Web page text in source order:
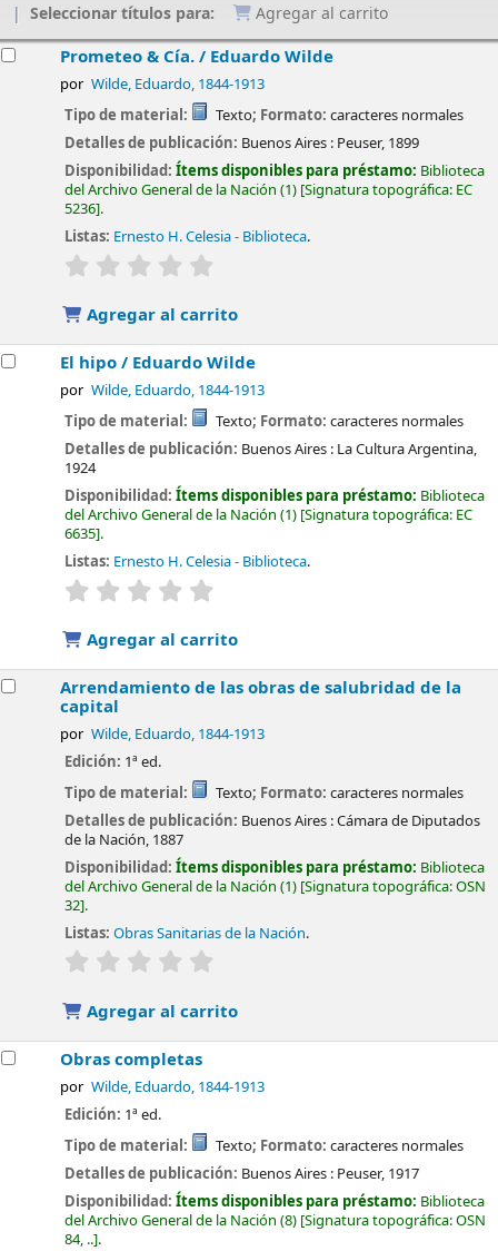
Seleccionar títulos para:
Agregar al carrito
Prometeo & Cía. / Eduardo Wilde
por Wilde, Eduardo, 1844-1913
Tipo de material: Texto; Formato: caracteres normales
Detalles de publicación: Buenos Aires : Peuser, 1899
Disponibilidad:Ítems disponibles para préstamo: Biblioteca
del Archivo General de la Nación (1) Signatura topográfica: EC
5236 .
Listas: Ernesto H. Celesia - Biblioteca.
valoración
Agregar al carrito
El hipo / Eduardo Wilde
por Wilde, Eduardo, 1844-1913
Tipo de material: Texto; Formato: caracteres normales
Detalles de publicación: Buenos Aires : La Cultura Argentina,
1924
Disponibilidad:Ítems disponibles para préstamo: Biblioteca
del Archivo General de la Nación (1) Signatura topográfica: EC
6635 .
Listas: Ernesto H. Celesia - Biblioteca.
valoración
Agregar al carrito
Arrendamiento de las obras de salubridad de la
capital
por Wilde, Eduardo, 1844-1913
Edición: 1ª ed.
Tipo de material:
Texto; Formato: caracteres normales
Detalles de publicación: Buenos Aires :Cámara de Diputados
de la Nación, 1887
Disponibilidad:Ítems disponibles para préstamo: Biblioteca
del Archivo General de la Nación (1) Signatura topográfica:OSN
32 .
Listas: Obras Sanitarias de la Nación.
valoración
Agregar al carrito
Obras completas
por Wilde, Eduardo, 1844-1913
Edición: 1ª ed.
Tipo de material:
Texto; Formato: caracteres normales
Detalles de publicación: Buenos Aires : Peuser, 1917
Disponibilidad:Ítems disponibles para préstamo: Biblioteca
del Archivo General de la Nación (8) Signatura topográfica:OSN
84, .. .